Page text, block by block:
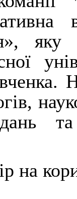
яку
на